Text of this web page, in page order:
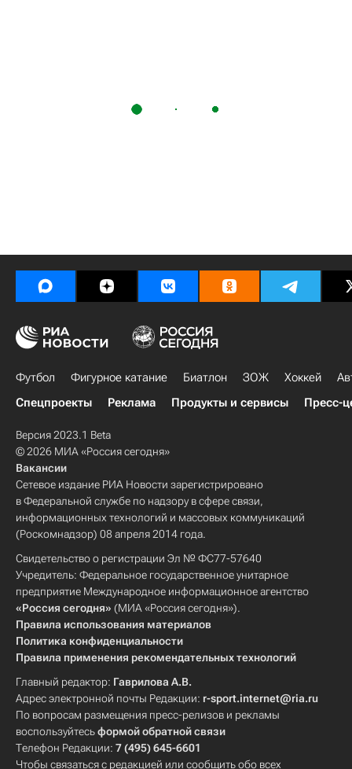
Футбол Фигурное катание Биатлон ЗОЖ Хоккей
Спецпроекты
Реклама Продукты и сервисы Пресс-
Версия 2023.1 Beta
© 2026 МИА «Россия сегодня»
Вакансии
Сетевое издание РИА Новости зарегистрировано
в Федеральной службе по надзору в сфере связи,
информационных технологий и массовых коммуникаций
(Роскомнадзор) 08 апреля 2014 года.
Свидетельство о регистрации Эл № ФС77-57640
Учредитель: Федеральное государственное унитарное
предприятие Международное информационное агентство
«Россия сегодня» (МИА «Россия сегодня»).
Правила использования материалов
Политика конфиденциальности
Правила применения рекомендательных технологий
Главный редактор: Гаврилова А.В.
Адрес электронной почты Редакции: r-sport.internet@ria.ru
По вопросам размещения пресс-релизов и рекламы
воспользуйтесьформой обратной связи
Телефон Редакции: 7 (495) 645-6601
Чтобы связаться с редакцией или сообщить обо всех